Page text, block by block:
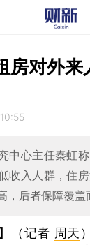
房对外来
中心主任秦虹
收入人群，住
，后者保障覆盖
（记者 周天